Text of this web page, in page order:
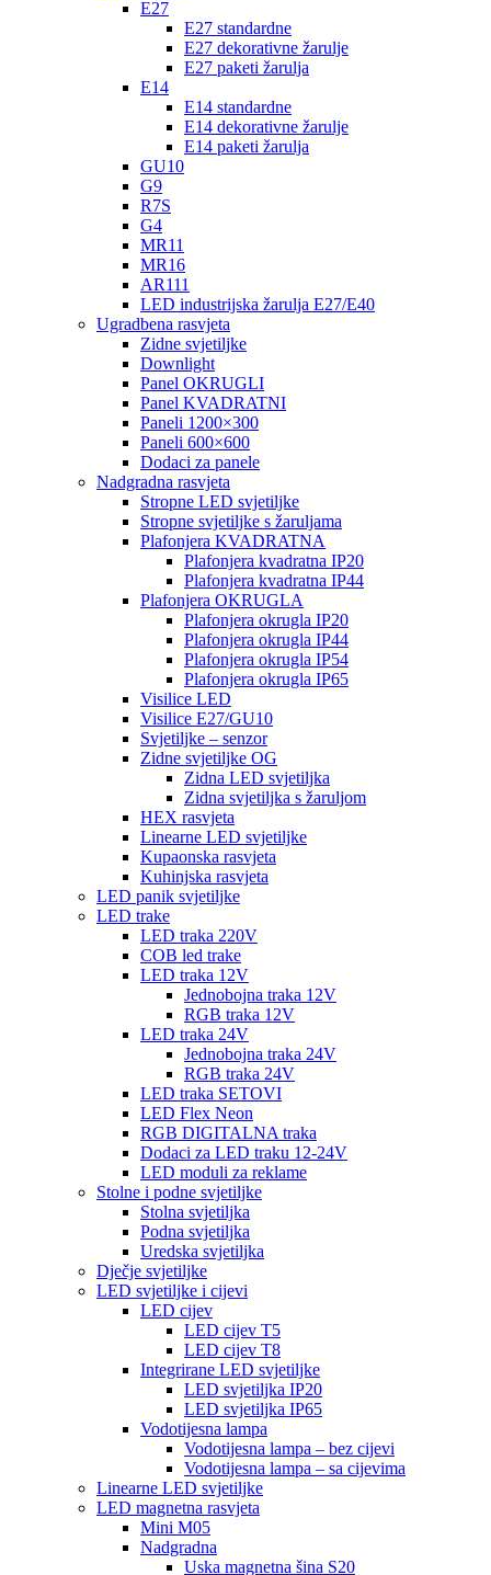
E27
E27 standardne
E27 dekorativne žarulje
E27 paketi žarulja
E14
E14 standardne
E14 dekorativne žarulje
E14 paketi žarulja
GU10
G9
R7S
G4
MR11
MR16
AR111
LED industrijska žarulja E27/E40
Ugradbena rasvjeta
Zidne svjetiljke
Downlight
Panel OKRUGLI
Panel KVADRATNI
Paneli 1200×300
Paneli 600×600
Dodaci za panele
Nadgradna rasvjeta
Stropne LED svjetiljke
Stropne svjetiljke s žaruljama
Plafonjera KVADRATNA
Plafonjera kvadratna IP20
Plafonjera kvadratna IP44
Plafonjera OKRUGLA
Plafonjera okrugla IP20
Plafonjera okrugla IP44
Plafonjera okrugla IP54
Plafonjera okrugla IP65
Visilice LED
Visilice E27/GU10
Svjetiljke – senzor
Zidne svjetiljke OG
Zidna LED svjetiljka
Zidna svjetiljka s žaruljom
HEX rasvjeta
Linearne LED svjetiljke
Kupaonska rasvjeta
Kuhinjska rasvjeta
LED panik svjetiljke
LED trake
LED traka 220V
COB led trake
LED traka 12V
Jednobojna traka 12V
RGB traka 12V
LED traka 24V
Jednobojna traka 24V
RGB traka 24V
LED traka SETOVI
LED Flex Neon
RGB DIGITALNA traka
Dodaci za LED traku 12-24V
LED moduli za reklame
Stolne i podne svjetiljke
Stolna svjetiljka
Podna svjetiljka
Uredska svjetiljka
Dječje svjetiljke
LED svjetiljke i cijevi
LED cijev
LED cijev T5
LED cijev T8
Integrirane LED svjetiljke
LED svjetiljka IP20
LED svjetiljka IP65
Vodotijesna lampa
Vodotijesna lampa – bez cijevi
Vodotijesna lampa – sa cijevima
Linearne LED svjetiljke
LED magnetna rasvjeta
Mini M05
Nadgradna
Uska magnetna šina S20